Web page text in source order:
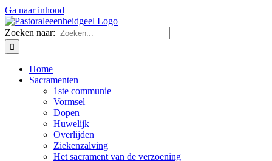
Ga naar inhoud
Zoeken naar:
Home
Sacramenten
1ste communie
Vormsel
Dopen
Huwelijk
Overlijden
Ziekenzalving
Het sacrament van de verzoening